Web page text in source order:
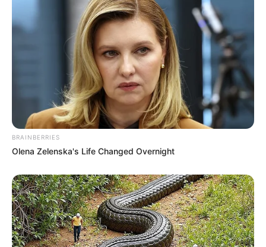
ιδανική για αξέχαστες διακοπές.
Καθορίστε τις προτεραιότητές σας, ερευνήστε
τις επιλογές σας και σχεδιάστε τις διακοπές
σας με βάση την καλύτερη εποχή για να
απολαύσετε υπέροχες εμπειρίες, που θα σας
χαρίσουν ξεκούραση, αλλά και πολλά
χαμόγελα!
Περισσότερα νέα από την Εύβοια
Πότε γιορτάζει ο Ματθαίος;
Πότε κλείνουν τα σχολεία για Χριστούγεννα
2026;
BRAINBERRIES
Olena Zelenska's Life Changed Overnight